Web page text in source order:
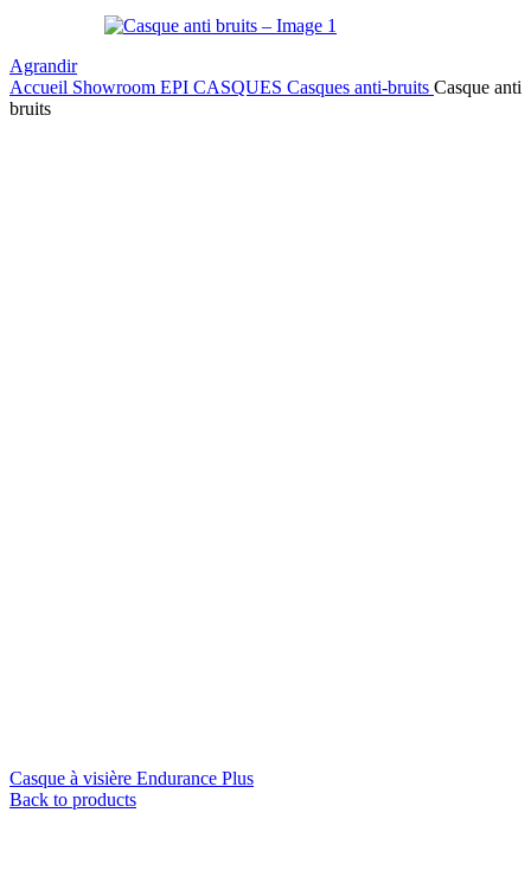
Agrandir
Accueil Showroom EPI CASQUES Casques anti-bruits Casque anti
bruits
Casque à visière Endurance Plus
Back to products